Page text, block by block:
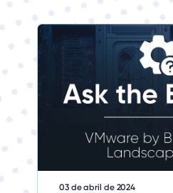
03 de abril de 2024